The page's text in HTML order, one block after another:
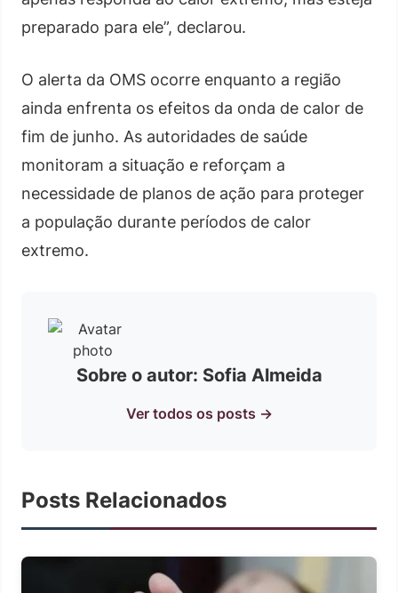
preparado para ele”, declarou.
O alerta da OMS ocorre enquanto a região
ainda enfrenta os efeitos da onda de calor de
fim de junho. As autoridades de saúde
monitoram a situação e reforçam a
necessidade de planos de ação para proteger
a população durante períodos de calor
extremo.
Sobre o autor: Sofia Almeida
Ver todos os posts →
Posts Relacionados